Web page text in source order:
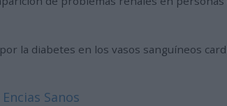
la diabetes en los vasos sanguíneos
Sanos